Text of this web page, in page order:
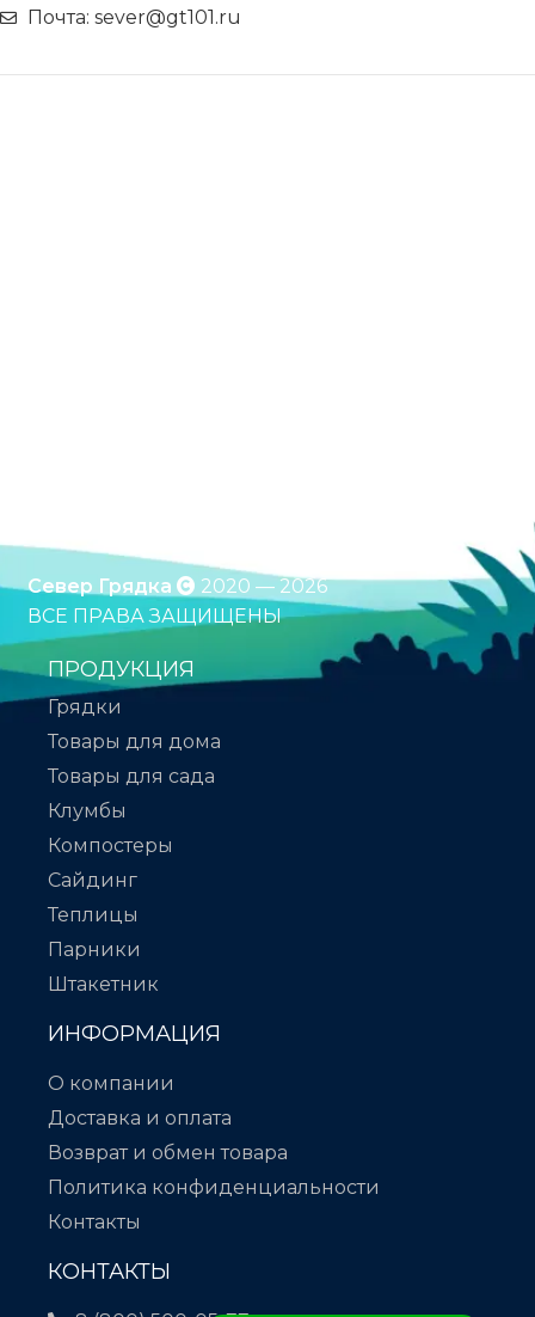
Почта: sever@gt101.ru
Север Грядка
2020 — 2026
ВСЕ ПРАВА ЗАЩИЩЕНЫ
ПРОДУКЦИЯ
Грядки
Товары для дома
Товары для сада
Клумбы
Компостеры
Сайдинг
Теплицы
Парники
Штакетник
ИНФОРМАЦИЯ
О компании
Доставка и оплата
Возврат и обмен товара
Политика конфиденциальности
Контакты
КОНТАКТЫ